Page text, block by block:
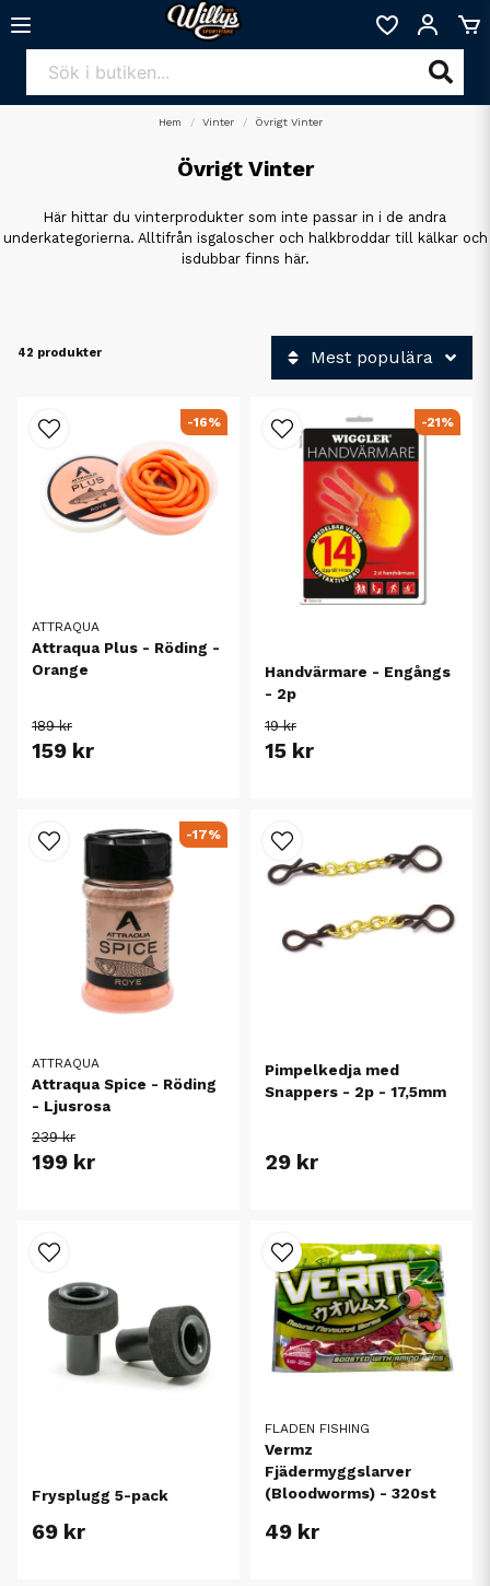
Hem Vinter Övrigt Vinter
Övrigt Vinter
Här hittar du vinterprodukter som inte passar in i de andra
underkategorierna. Alltifrån isgaloscher och halkbroddar till kälkar och
isdubbar finns här.
42 produkter Mest populära
ATTRAQUA
Attraqua Plus - Röding -
Orange
189 kr
159 kr
-16%
Handvärmare - Engångs
- 2p
19 kr
15 kr
-21%
ATTRAQUA
Attraqua Spice - Röding
- Ljusrosa
239 kr
199 kr
-17%
Pimpelkedja med
Snappers - 2p - 17,5mm
29 kr
Frysplugg 5-pack
69 kr
FLADEN FISHING
Vermz
Fjädermyggslarver
(Bloodworms) - 320st
49 kr